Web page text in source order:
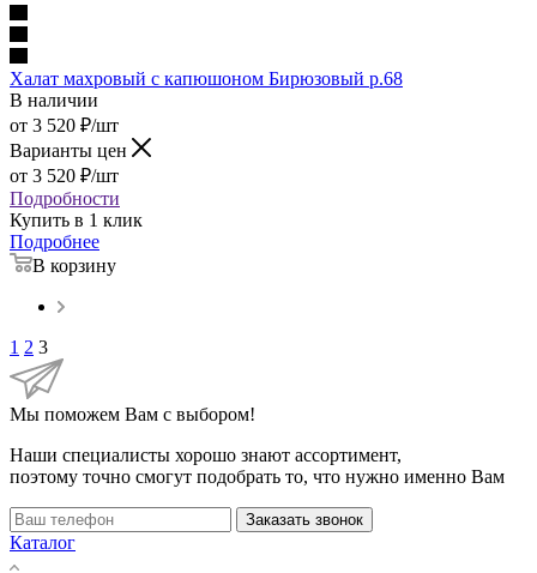
Халат махровый с капюшоном Бирюзовый р.68
В наличии
от 3 520 ₽/шт
Варианты цен
от 3 520 ₽/шт
Подробности
Купить в 1 клик
Подробнее
В корзину
1 2 3
Мы поможем Вам с выбором!
Наши специалисты хорошо знают ассортимент,
поэтому точно смогут подобрать то, что нужно именно Вам
Заказать звонок
Каталог